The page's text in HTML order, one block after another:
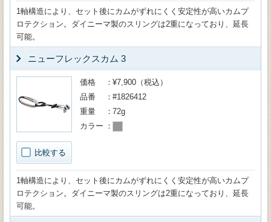
1軸構造により、セット後にカムがずれにくく安定性が高いカムプ
ロテクション。ダイニーマ製のスリングは2重になっており、延長
可能。
ニューフレックスカム 3
比較する
価格
¥7,900（税込）
品番
#1826412
重量
72g
カラー
1軸構造により、セット後にカムがずれにくく安定性が高いカムプ
ロテクション。ダイニーマ製のスリングは2重になっており、延長
可能。